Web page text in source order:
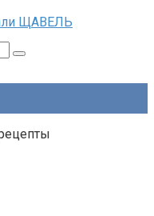
ЩАВЕЛЬ